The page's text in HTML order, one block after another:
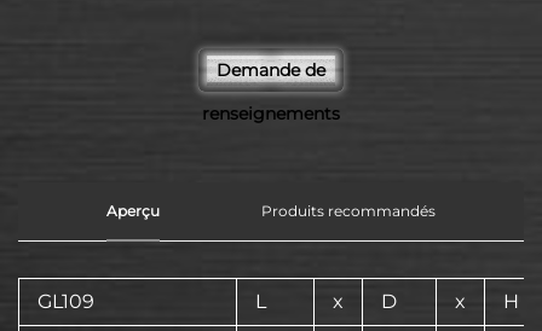
Demande de
renseignements
Aperçu Produits recommandés
GL109 L x D x H